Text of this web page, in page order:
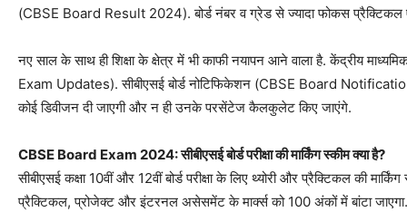
(CBSE Board Result 2024). बोर्ड नंबर व ग्रेड से ज्यादा फोकस प्रैक्टिकल
नए साल के साथ ही शिक्षा के क्षेत्र में भी काफी नयापन आने वाला है. केंद्रीय
Exam Updates). सीबीएसई बोर्ड नोटिफिकेशन (CBSE Board
कोई डिवीजन दी जाएगी और न ही उनके परसेंटेज कैलकुलेट किए जाएंगे.
CBSE Board Exam 2024: सीबीएसई बोर्ड परीक्षा की मार्किंग स्कीम क्या है?
सीबीएसई कक्षा 10वीं और 12वीं बोर्ड परीक्षा के लिए थ्योरी और प्रैक्टिकल की
प्रैक्टिकल, प्रोजेक्ट और इंटरनल असेसमेंट के मार्क्स को 100 अंकों में बांटा जाएगा.